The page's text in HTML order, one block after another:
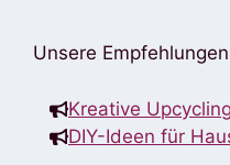
Unsere Empfehlungen
Kreative
DIY-Ideen für